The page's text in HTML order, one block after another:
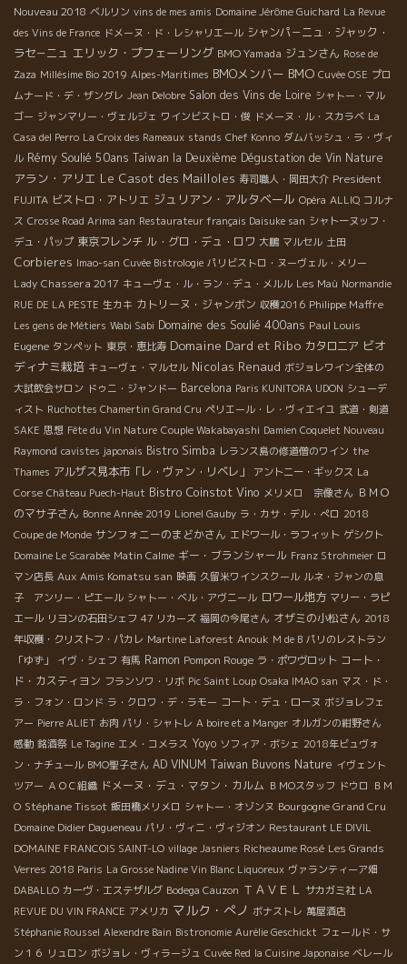
Nouveau 2018 ベルリン vins de mes amis Domaine Jérôme Guichard La Revue
des Vins de France ドメーヌ・ド・レシャリエール シャンパ－ニュ・ジャック・
ラセ－ニュ エリック・プフェーリング BMO Yamada ジュンさん Rose de
Zaza Millésime Bio 2019 Alpes-Maritimes BMOメンバー BMO Cuvée OSE プロ
ムナード・デ・ザングレ Jean Delobre Salon des Vins de Loire シャトー・マル
ゴー ジャンマリー・ヴェルジェ ワインビストロ・俊 ドメーヌ・ル・スカラベ La
Casa del Perro La Croix des Rameaux stands Chef Konno ダムバッシュ・ラ・ヴィ
ル Rémy Soulié 50ans Taiwan la Deuxième Dégustation de Vin Nature
アラン・アリエ Le Casot des Mailloles 寿司職人・岡田大介 President
FUJITA ビストロ・アトリエ ジュリアン・アルタベール Opéra ALLIQ コルナ
ス Crosse Road Arima san Restaurateur français Daisuke san シャトーヌッフ・
デュ・パップ 東京フレンチ ル・グロ・デュ・ロワ 大鵬 マルセル 土田
Corbieres Imao-san Cuvée Bistrologie パリビストロ・ヌーヴェル・メリー
Lady Chassera 2017 キューヴェ・ル・ラン・デュ・メルル Les Maù Normandie
RUE DE LA PESTE 生カキ カトリーヌ・ジャンボン 収穫2016 Philippe Maffre
Les gens de Métiers Wabi Sabi Domaine des Soulié 400ans Paul Louis
Eugene タンペット 東京・恵比寿 Domaine Dard et Ribo カタロニア ビオ
ディナミ栽培 キューヴェ・マルセル Nicolas Renaud ボジョレワイン全体の
大試飲会サロン ドゥニ・ジャンドー Barcelona Paris KUNITORA UDON シューデ
ィスト Ruchottes Chamertin Grand Cru ペリエール・レ・ヴィエイユ 武道・剣道
SAKE 思想 Fête du Vin Nature Couple Wakabayashi Damien Coquelet Nouveau
Raymond cavistes japonais Bistro Simba レランス島の修道僧のワイン the
Thames アルザス見本市「レ・ヴァン・リベレ」 アントニー・ギックス La
Corse Château Puech-Haut Bistro Coinstot Vino メリメロ 宗像さん ＢＭＯ
のマサ子さん Bonne Année 2019 Lionel Gauby ラ・カサ・デル・ぺロ 2018
Coupe de Monde サンフォニーのまどかさん エドワール・ラフィット ゲシクト
Domaine Le Scarabée Matin Calme ギー・ブランシャール Franz Strohmeier ロ
マン店長 Aux Amis Komatsu san 映画 久留米ワインスクール ルネ・ジャンの息
子 アンリー・ピエール シャトー・ベル・アヴニール ロワール地方 マリー・ラピ
エール リヨンの石田シェフ 47 リカーズ 福岡の今尾さん オザミの小松さん 2018
年収穫・クリストフ・パカレ Martine Laforest Anouk M de B パリのレストラン
「ゆず」
イヴ・シェフ 有馬 Ramon Pompon Rouge ラ・ポワヴロット コート・
ド・カスティヨン フランソワ・リボ Pic Saint Loup Osaka IMAO san マス・ド・
ラ・フォン・ロンド ラ・クロワ・デ・ラモー コート・デュ・ローヌ ボジョレフェ
アー Pierre ALIET お肉 パリ・シャトレ A boire et a Manger オルガンの紺野さん
感動 銘酒祭 Le Tagine エメ・コメラス Yoyo ソフィア・ボシェ 2018年ビュヴォ
ン・ナチュール BMO聖子さん AD VINUM Taiwan Buvons Nature イヴェント
ツアー ＡＯＣ組織 ドメーヌ・デュ・マタン・カルム ＢＭОスタッフ ドウロ ＢＭ
О Stéphane Tissot 飯田橋メリメロ シャトー・オゾンヌ Bourgogne Grand Cru
Domaine Didier Dagueneau パリ・ヴィニ・ヴィジオン Restaurant LE DIVIL
DOMAINE FRANCOIS SAINT-LO village Jasniers Richeaume Rosé Les Grands
Verres 2018 Paris La Grosse Nadine Vin Blanc Liquoreux ヴァランティーア畑
DABALLO カーヴ・エステザルグ Bodega Cauzon ＴＡＶＥＬ サカガミ社 LA
REVUE DU VIN FRANCE アメリカ マルク・ぺノ ボナストレ 萬屋酒店
Stéphanie Roussel Alexendre Bain Bistronomie Aurélie Geschickt フェールド・サ
ン１６ リュロン ボジョレ・ヴィラージュ Cuvée Red la Cuisine Japonaise ベレール